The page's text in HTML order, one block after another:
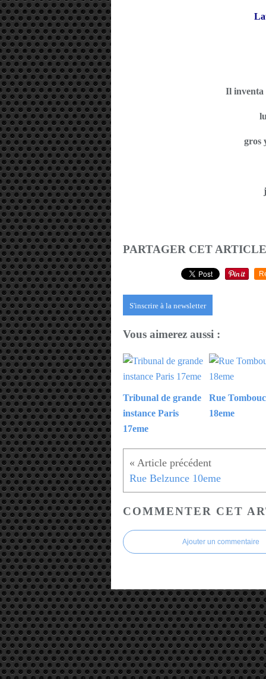
Il inventa
gros
PARTAGER CET ARTICLE
S'inscrire à la newsletter
Vous aimerez aussi :
Tribunal de grande
instance Paris
17eme
Rue
18eme
Rue Belzunce 10eme
COMMENTER CET
Ajouter un commentaire